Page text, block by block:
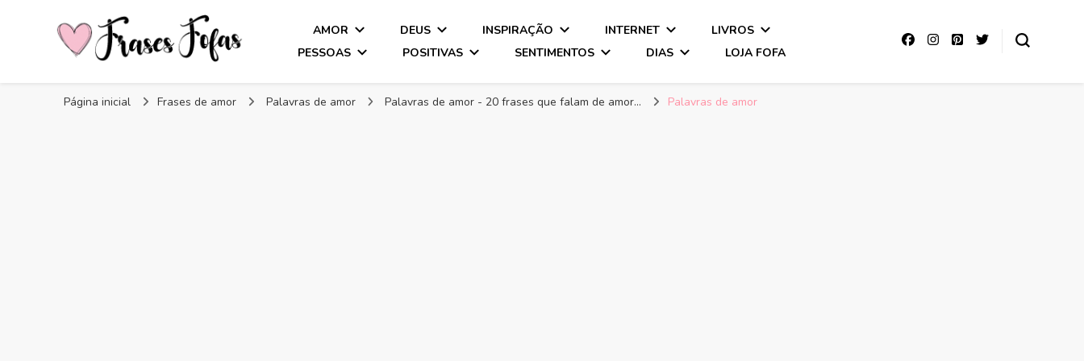
Frases Fofas
AMOR DEUS INSPIRAÇÃO INTERNET
LIVROS
PESSOAS
POSITIVAS SENTIMENTOS DIAS LOJA FOFA
Página inicial Frases de amor Palavras de amor Palavras de amor - 20 frases que falam de amor... Palavras de amor